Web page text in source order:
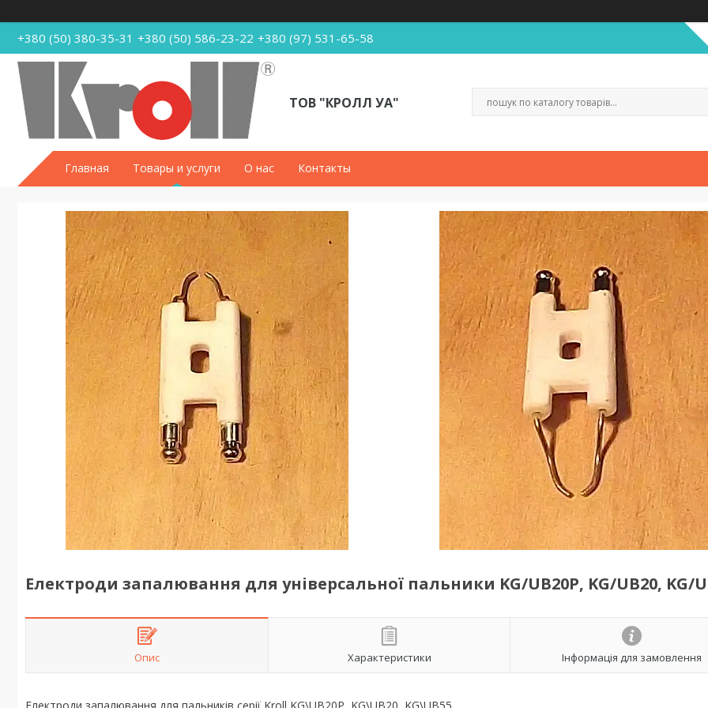
+380 (50) 380-35-31 +380 (50) 586-23-22 +380 (97) 531-65-58
ТОВ "КРОЛЛ УА"
Главная Товары и услуги О нас Контакты
Електроди запалювання для універсальної пальники KG/UB20P, KG/UB20, KG/
Опис Характеристики Інформація для замовлення